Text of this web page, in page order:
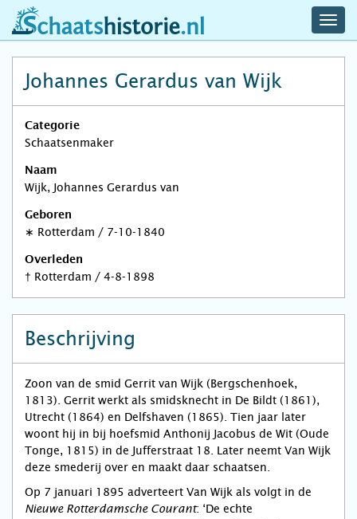
schaatshistorie.nl
Johannes Gerardus van Wijk
Categorie
Schaatsenmaker
Naam
Wijk, Johannes Gerardus van
Geboren
∗ Rotterdam / 7-10-1840
Overleden
† Rotterdam / 4-8-1898
Beschrijving
Zoon van de smid Gerrit van Wijk (Bergschenhoek,
1813). Gerrit werkt als smidsknecht in De Bildt (1861),
Utrecht (1864) en Delfshaven (1865). Tien jaar later
woont hij in bij hoefsmid Anthonij Jacobus de Wit (Oude
Tonge, 1815) in de Jufferstraat 18. Later neemt Van Wijk
deze smederij over en maakt daar schaatsen.
Op 7 januari 1895 adverteert Van Wijk als volgt in de
Nieuwe Rotterdamsche Courant: ‘De echte